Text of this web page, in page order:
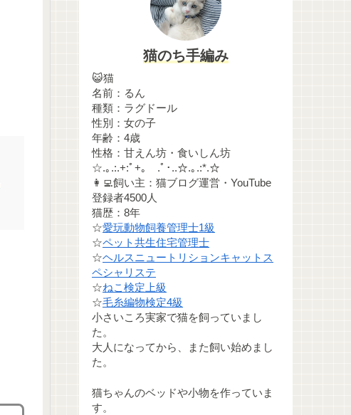
猫のち手編み
😺猫
名前：るん
種類：ラグドール
性別：女の子
年齢：4歳
性格：甘えん坊・食いしん坊
☆.｡.:.+:ﾟ+｡ .ﾟ･..☆.｡.:*.☆
👩‍💻飼い主：猫ブログ運営・YouTube
登録者4500人
猫歴：8年
☆愛玩動物飼養管理士1級
☆ペット共生住宅管理士
☆ヘルスニュートリションキャットス
ペシャリステ
☆ねこ検定上級
☆毛糸編物検定4級
小さいころ実家で猫を飼っていまし
た。
大人になってから、また飼い始めまし
た。
猫ちゃんのベッドや小物を作っていま
す。